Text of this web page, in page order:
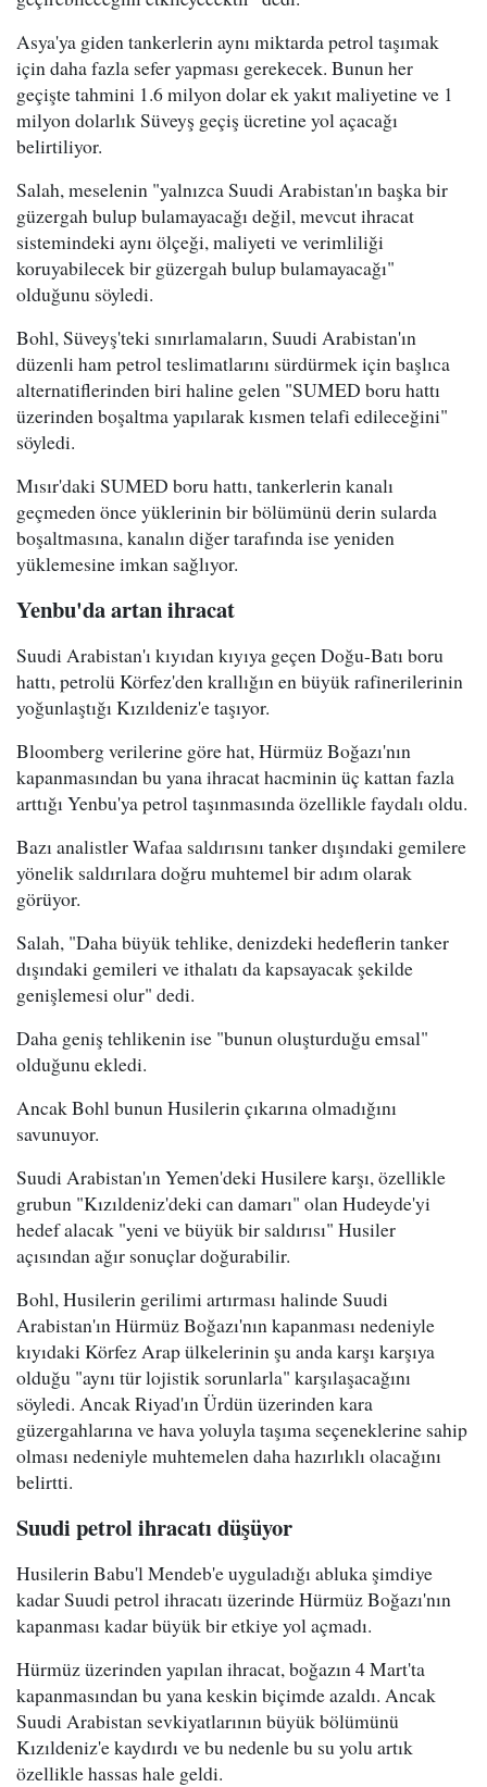
Asya'ya giden tankerlerin aynı miktarda petrol taşımak
için daha fazla sefer yapması gerekecek. Bunun her
geçişte tahmini 1.6 milyon dolar ek yakıt maliyetine ve 1
milyon dolarlık Süveyş geçiş ücretine yol açacağı
belirtiliyor.
Salah, meselenin "yalnızca Suudi Arabistan'ın başka bir
güzergah bulup bulamayacağı değil, mevcut ihracat
sistemindeki aynı ölçeği, maliyeti ve verimliliği
koruyabilecek bir güzergah bulup bulamayacağı"
olduğunu söyledi.
Bohl, Süveyş'teki sınırlamaların, Suudi Arabistan'ın
düzenli ham petrol teslimatlarını sürdürmek için başlıca
alternatiflerinden biri haline gelen "SUMED boru hattı
üzerinden boşaltma yapılarak kısmen telafi edileceğini"
söyledi.
Mısır'daki SUMED boru hattı, tankerlerin kanalı
geçmeden önce yüklerinin bir bölümünü derin sularda
boşaltmasına, kanalın diğer tarafında ise yeniden
yüklemesine imkan sağlıyor.
Yenbu'da artan ihracat
Suudi Arabistan'ı kıyıdan kıyıya geçen Doğu-Batı boru
hattı, petrolü Körfez'den krallığın en büyük rafinerilerinin
yoğunlaştığı Kızıldeniz'e taşıyor.
Bloomberg verilerine göre hat, Hürmüz Boğazı'nın
kapanmasından bu yana ihracat hacminin üç kattan fazla
arttığı Yenbu'ya petrol taşınmasında özellikle faydalı oldu.
Bazı analistler Wafaa saldırısını tanker dışındaki gemilere
yönelik saldırılara doğru muhtemel bir adım olarak
görüyor.
Salah, "Daha büyük tehlike, denizdeki hedeflerin tanker
dışındaki gemileri ve ithalatı da kapsayacak şekilde
genişlemesi olur" dedi.
Daha geniş tehlikenin ise "bunun oluşturduğu emsal"
olduğunu ekledi.
Ancak Bohl bunun Husilerin çıkarına olmadığını
savunuyor.
Suudi Arabistan'ın Yemen'deki Husilere karşı, özellikle
grubun "Kızıldeniz'deki can damarı" olan Hudeyde'yi
hedef alacak "yeni ve büyük bir saldırısı" Husiler
açısından ağır sonuçlar doğurabilir.
Bohl, Husilerin gerilimi artırması halinde Suudi
Arabistan'ın Hürmüz Boğazı'nın kapanması nedeniyle
kıyıdaki Körfez Arap ülkelerinin şu anda karşı karşıya
olduğu "aynı tür lojistik sorunlarla" karşılaşacağını
söyledi. Ancak Riyad'ın Ürdün üzerinden kara
güzergahlarına ve hava yoluyla taşıma seçeneklerine sahip
olması nedeniyle muhtemelen daha hazırlıklı olacağını
belirtti.
Suudi petrol ihracatı düşüyor
Husilerin Babu'l Mendeb'e uyguladığı abluka şimdiye
kadar Suudi petrol ihracatı üzerinde Hürmüz Boğazı'nın
kapanması kadar büyük bir etkiye yol açmadı.
Hürmüz üzerinden yapılan ihracat, boğazın 4 Mart'ta
kapanmasından bu yana keskin biçimde azaldı. Ancak
Suudi Arabistan sevkiyatlarının büyük bölümünü
Kızıldeniz'e kaydırdı ve bu nedenle bu su yolu artık
özellikle hassas hale geldi.